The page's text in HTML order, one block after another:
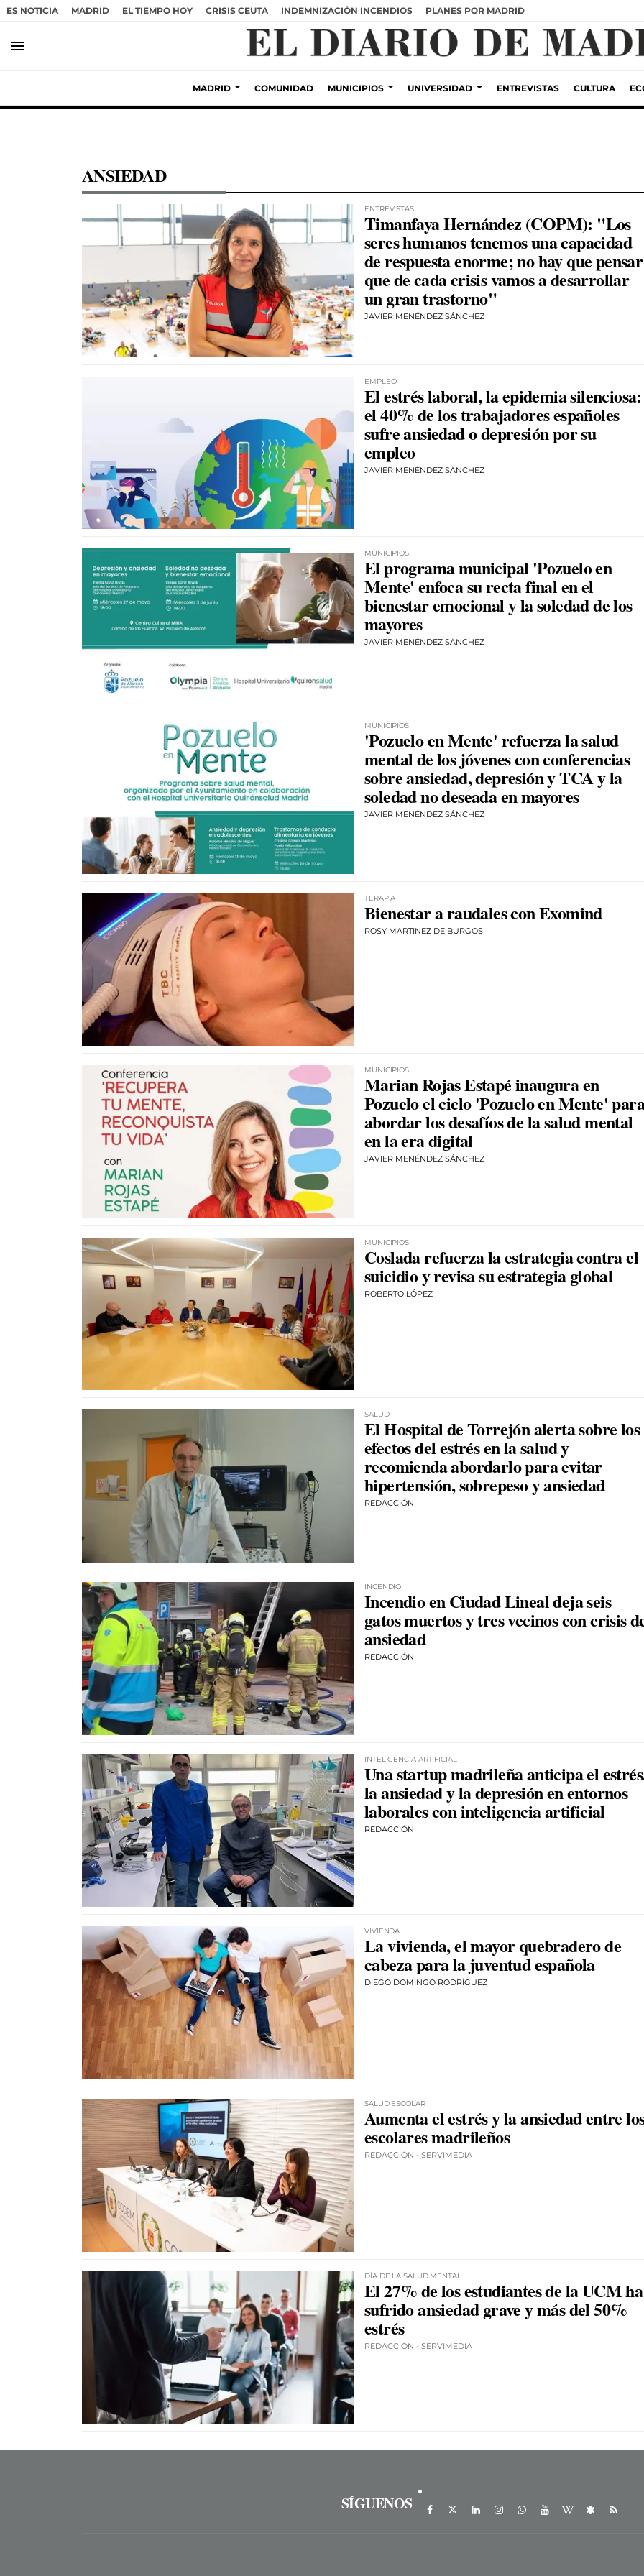
ES NOTICIA MADRID EL TIEMPO HOY CRISIS CEUTA INDEMNIZACIÓN INCENDIOS PLANES POR MADRID
menu
MADRID COMUNIDAD MUNICIPIOS UNIVERSIDAD ENTREVISTAS CULTURA
ANSIEDAD
ENTREVISTAS
Timanfaya Hernández (COPM): "Los
seres humanos tenemos una capacidad
de respuesta enorme; no hay que pensar
que de cada crisis vamos a desarrollar
un gran trastorno"
JAVIER MENÉNDEZ SÁNCHEZ
EMPLEO
El estrés laboral, la epidemia silenciosa:
el 40% de los trabajadores españoles
sufre ansiedad o depresión por su
empleo
JAVIER MENÉNDEZ SÁNCHEZ
MUNICIPIOS
El programa municipal 'Pozuelo en
Mente' enfoca su recta final en el
bienestar emocional y la soledad de los
mayores
JAVIER MENÉNDEZ SÁNCHEZ
MUNICIPIOS
'Pozuelo en Mente' refuerza la salud
mental de los jóvenes con conferencias
sobre ansiedad, depresión y TCA y la
soledad no deseada en mayores
JAVIER MENÉNDEZ SÁNCHEZ
TERAPIA
Bienestar a raudales con Exomind
ROSY MARTINEZ DE BURGOS
MUNICIPIOS
Marian Rojas Estapé inaugura en
Pozuelo el ciclo 'Pozuelo en Mente' para
abordar los desafíos de la salud mental
en la era digital
JAVIER MENÉNDEZ SÁNCHEZ
MUNICIPIOS
Coslada refuerza la estrategia contra el
suicidio y revisa su estrategia global
ROBERTO LÓPEZ
SALUD
El Hospital de Torrejón alerta sobre los
efectos del estrés en la salud y
recomienda abordarlo para evitar
hipertensión, sobrepeso y ansiedad
REDACCIÓN
INCENDIO
Incendio en Ciudad Lineal deja seis
gatos muertos y tres vecinos con crisis
ansiedad
REDACCIÓN
INTELIGENCIA ARTIFICIAL
Una startup madrileña anticipa el
la ansiedad y la depresión en entornos
laborales con inteligencia artificial
REDACCIÓN
VIVIENDA
La vivienda, el mayor quebradero de
cabeza para la juventud española
DIEGO DOMINGO RODRÍGUEZ
SALUD ESCOLAR
Aumenta el estrés y la ansiedad entre
escolares madrileños
REDACCIÓN - SERVIMEDIA
DÍA DE LA SALUD MENTAL
El 27% de los estudiantes de la UCM ha
sufrido ansiedad grave y más del 50%
estrés
REDACCIÓN - SERVIMEDIA
SÍGUENOS